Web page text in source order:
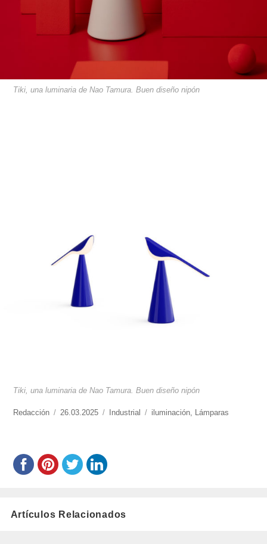
Tiki, una luminaria de Nao Tamura. Buen diseño nipón
Tiki, una luminaria de Nao Tamura. Buen diseño nipón
https://www.experimenta.es/author/redaccion/
Redacción
Publicado
26.03.2025 Categorías
Industrial Etiquetas
iluminación, Lámparas
Artículos Relacionados